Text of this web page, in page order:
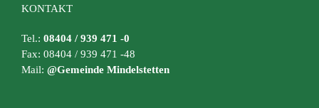
KONTAKT
Tel.: 08404 / 939 471 -0
Fax: 08404 / 939 471 -48
Mail: @Gemeinde Mindelstetten